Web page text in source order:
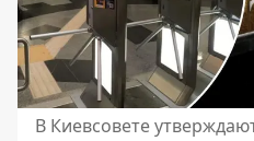
В Киевсовете